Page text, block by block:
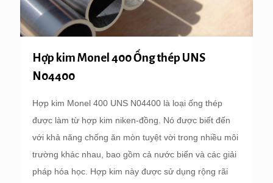
Hợp kim Monel 400 Ống thép UNS
N04400
Hợp kim Monel 400 UNS N04400 là loại ống thép
được làm từ hợp kim niken-đồng. Nó được biết đến
với khả năng chống ăn mòn tuyệt vời trong nhiều môi
trường khác nhau, bao gồm cả nước biển và các giải
pháp hóa học. Hợp kim này được sử dụng rộng rãi